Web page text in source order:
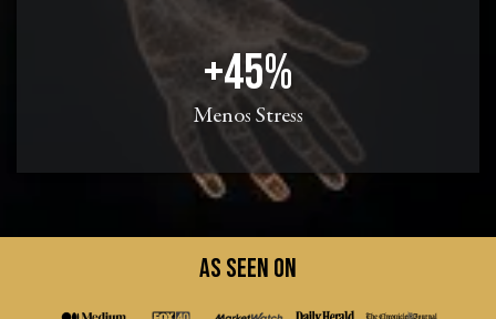
+45%
Menos Stress
As Seen On